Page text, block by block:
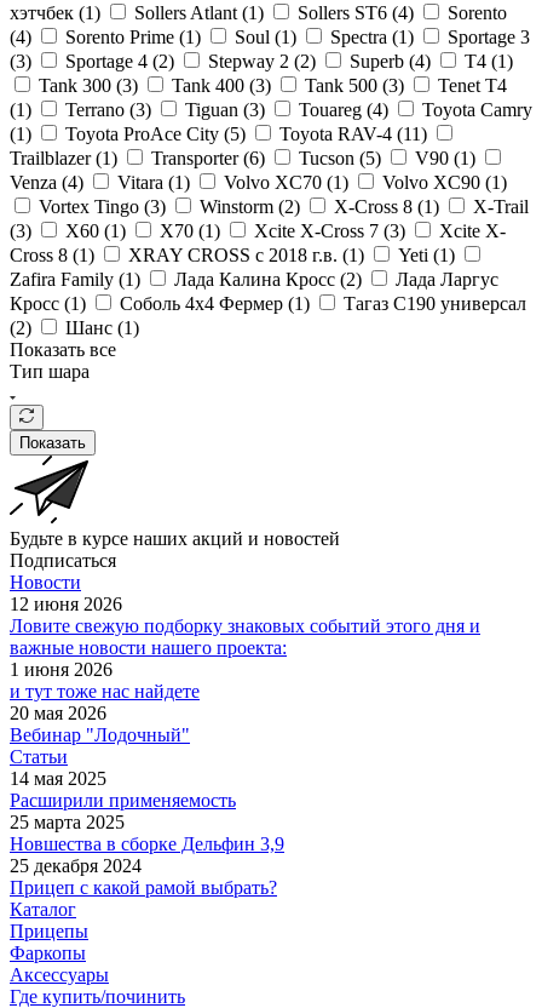
хэтчбек (1) Sollers Atlant (1) Sollers ST6 (4)
Sorento
(4) Sorento Prime (1) Soul (1) Spectra (1)
Sportage 3
(3) Sportage 4 (2) Stepway 2 (2) Superb (4) T4 (1)
Tank 300 (3) Tank 400 (3) Tank 500 (3)
Tenet T4
(1) Terrano (3) Tiguan (3) Touareg (4)
Toyota Camry
(1) Toyota ProAce City (5) Toyota RAV-4 (11)
Trailblazer (1) Transporter (6) Tucson (5) V90 (1)
Venza (4) Vitara (1) Volvo XC70 (1) Volvo XC90 (1)
Vortex Tingo (3) Winstorm (2) X-Cross 8 (1)
X-Trail
(3) X60 (1) X70 (1) Xcite X-Cross 7 (3)
Xcite X-
Cross 8 (1) XRAY CROSS с 2018 г.в. (1) Yeti (1)
Zafira Family (1) Лада Калина Кросс (2)
Лада Ларгус
Кросс (1) Соболь 4х4 Фермер (1)
Тагаз С190 универсал
(2) Шанс (1)
Показать все
Тип шара
Показать
Будьте в курсе наших акций и новостей
Подписаться
Новости
12 июня 2026
Ловите свежую подборку знаковых событий этого дня и
важные новости нашего проекта:
1 июня 2026
и тут тоже нас найдете
20 мая 2026
Вебинар "Лодочный"
Статьи
14 мая 2025
Расширили применяемость
25 марта 2025
Новшества в сборке Дельфин 3,9
25 декабря 2024
Прицеп с какой рамой выбрать?
Каталог
Прицепы
Фаркопы
Аксессуары
Где купить/починить